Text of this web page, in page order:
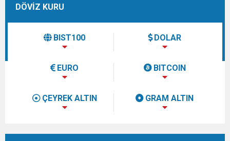
DÖVİZ KURU
BIST100 DOLAR
EURO BITCOIN
ÇEYREK ALTIN GRAM ALTIN